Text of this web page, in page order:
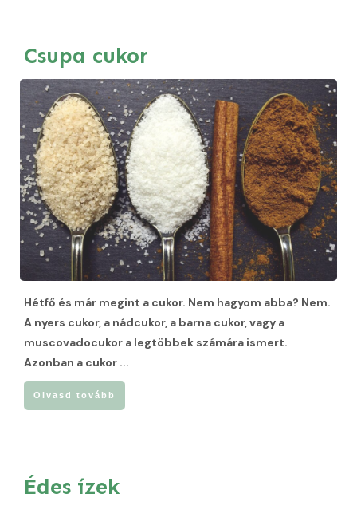
Csupa cukor
Hétfő és már megint a cukor. Nem hagyom abba? Nem.
A nyers cukor, a nádcukor, a barna cukor, vagy a
muscovadocukor a legtöbbek számára ismert.
Azonban a cukor ...
Olvasd tovább
Édes ízek